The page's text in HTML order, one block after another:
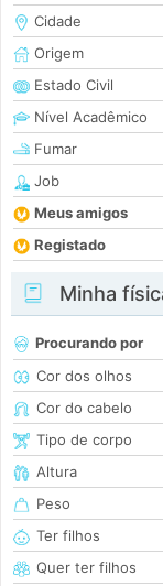
Cidade
Origem
Estado Civil
Nível Acadêmico
Fumar
Job
Meus amigos
Registado
Minha
Procurando por
Cor dos olhos
Cor do cabelo
Tipo de corpo
Altura
Peso
Ter filhos
Quer ter filhos